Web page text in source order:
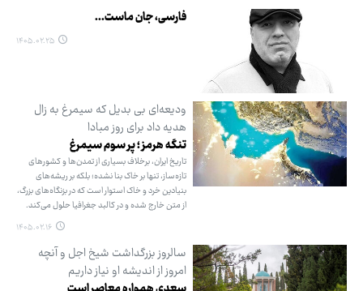
فارسی، جان ماست...
۱۴۰۵.۰۲.۲۵
ودیعه‌ای بی بدیل که سیمرغ به زال
هدیه داد برای روز مبادا
تنگه هرمز ؛ پر سوم سیمرغ
تاریخ ایران، برخلاف بسیاری از تمدن‌ها و کشورهای
تازه‌ساز، تنها بر خاک بنا نشده؛ بلکه بر ریشه‌های
بنیادین خرد و خاک استوار است که در بزنگاه‌های بزرگ،
از متن خارج شده و در کالبد جغرافیا حلول می‌کند.
۱۴۰۵.۰۲.۱۶
سالروز بزرگداشت شیخ اجل و آنچه
امروز از اندیشه او نیاز داریم